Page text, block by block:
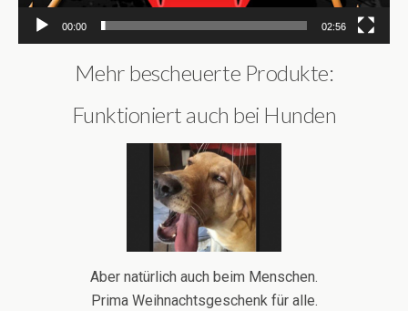
00:00 02:56
Mehr bescheuerte Produkte:
Funktioniert auch bei Hunden
Aber natürlich auch beim Menschen.
Prima Weihnachtsgeschenk für alle.